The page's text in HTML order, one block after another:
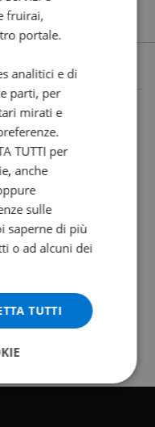
fruirai,
portale.
analitici e di
parti, per
mirati e
TUTTI per
anche
sulle
saperne di più
o ad alcuni dei
TUTTI